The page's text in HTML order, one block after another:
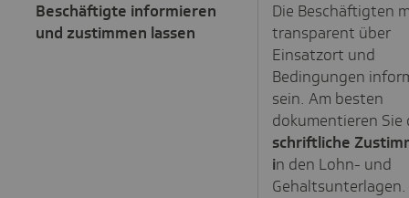
Beschäftigte informieren
und zustimmen lassen
Die Beschäftigten
transparent über
Einsatzort und
Bedingungen
sein. Am besten
dokumentieren Sie
schriftliche
in den Lohn- und
Gehaltsunterlagen.